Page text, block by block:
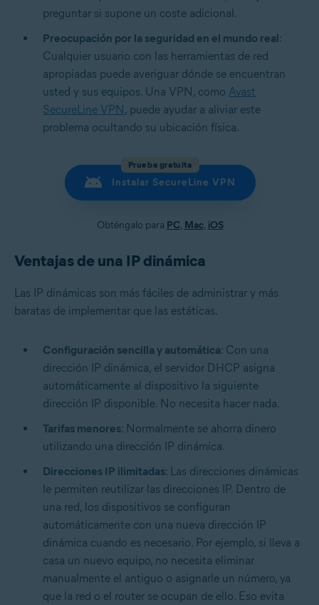
preguntar si supone un coste adicional.
Preocupación por la seguridad en el mundo real:
Cualquier usuario con las herramientas de red
apropiadas puede averiguar dónde se encuentran
usted y sus equipos. Una VPN, como Avast
SecureLine VPN , puede ayudar a aliviar este
problema ocultando su ubicación física.
Prueba gratuita
Instalar SecureLine VPN
Obténgalo para PC, Mac, iOS
Ventajas de una IP dinámica
Las IP dinámicas son más fáciles de administrar y más
baratas de implementar que las estáticas.
Configuración sencilla y automática: Con una
dirección IP dinámica, el servidor DHCP asigna
automáticamente al dispositivo la siguiente
dirección IP disponible. No necesita hacer nada.
Tarifas menores: Normalmente se ahorra dinero
utilizando una dirección IP dinámica.
Direcciones IP ilimitadas: Las direcciones dinámicas
le permiten reutilizar las direcciones IP. Dentro de
una red, los dispositivos se configuran
automáticamente con una nueva dirección IP
dinámica cuando es necesario. Por ejemplo, si lleva a
casa un nuevo equipo, no necesita eliminar
manualmente el antiguo o asignarle un número, ya
que la red o el router se ocupan de ello. Eso evita